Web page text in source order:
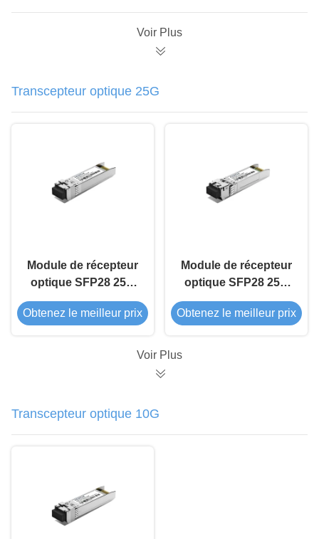
Voir Plus
Transcepteur optique 25G
Module de récepteur
optique SFP28 25G
1310nm 10km
Obtenez le meilleur prix
Module de récepteur
optique SFP28 25G
850nm 100m
Obtenez le meilleur prix
Voir Plus
Transcepteur optique 10G